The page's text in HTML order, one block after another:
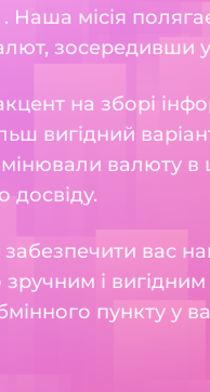
. Наша місія
зосередивши
на зборі
вигідний
валюту в
досвіду.
вас
і
пункту у